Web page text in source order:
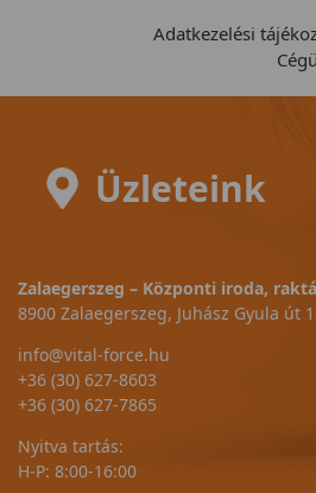
Adatkezelési
Üzleteink
Zalaegerszeg – Központi iroda,
8900 Zalaegerszeg, Juhász Gyula út
info@vital-force.hu
+36 (30) 627-8603
+36 (30) 627-7865
Nyitva tartás:
H-P: 8:00-16:00